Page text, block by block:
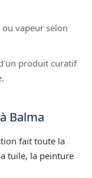
vapeur selon
produit curatif
Balma
fait toute la
tuile, la peinture